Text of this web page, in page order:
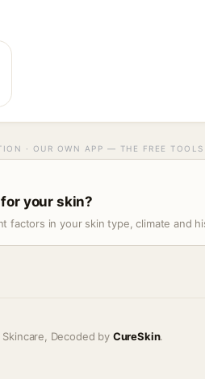
· OUR OWN APP — THE FREE
your skin?
factors in your skin type, climate and
Skincare, Decoded by CureSkin.